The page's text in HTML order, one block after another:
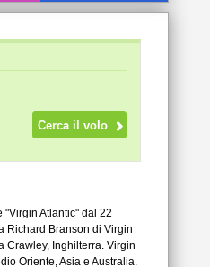
"Virgin Atlantic" dal 22
Richard Branson di Virgin
Crawley, Inghilterra. Virgin
Oriente, Asia e Australia.